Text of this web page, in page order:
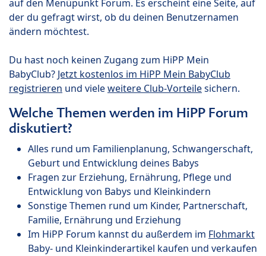
auf den Menüpunkt Forum. Es erscheint eine Seite, auf
der du gefragt wirst, ob du deinen Benutzernamen
ändern möchtest.
Du hast noch keinen Zugang zum HiPP Mein
BabyClub? Jetzt kostenlos im HiPP Mein BabyClub
registrieren und vieleweitere Club-Vorteilesichern.
Welche Themen werden im HiPP Forum
diskutiert?
Alles rund um Familienplanung, Schwangerschaft,
Geburt und Entwicklung deines Babys
Fragen zur Erziehung, Ernährung, Pflege und
Entwicklung von Babys und Kleinkindern
Sonstige Themen rund um Kinder, Partnerschaft,
Familie, Ernährung und Erziehung
Im HiPP Forum kannst du außerdem im Flohmarkt
Baby- und Kleinkinderartikel kaufen und verkaufen